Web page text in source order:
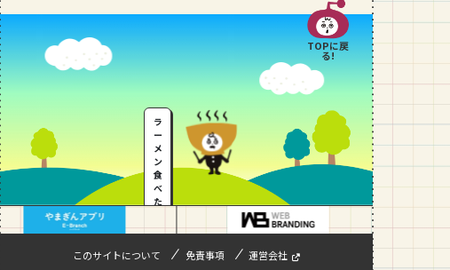
o
o
TOPに戻
る!
ラ
ー
メ
ン
食
べ
た
…
このサイトについて 免責事項 運営会社